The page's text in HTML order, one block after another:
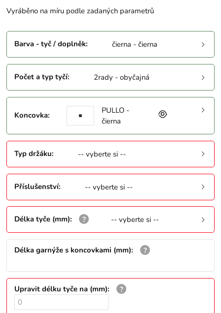
Vyráběno na míru podle zadaných parametrů
Barva - tyč / doplněk: čierna - čierna
Počet a typ tyčí: 2rady - obyčajná
Koncovka:
PULLO -
čierna
Typ držáku: -- vyberte si --
Příslušenství: -- vyberte si --
Délka tyče (mm): -- vyberte si --
Délka garnýže s koncovkami (mm):
Upravit délku tyče na (mm):